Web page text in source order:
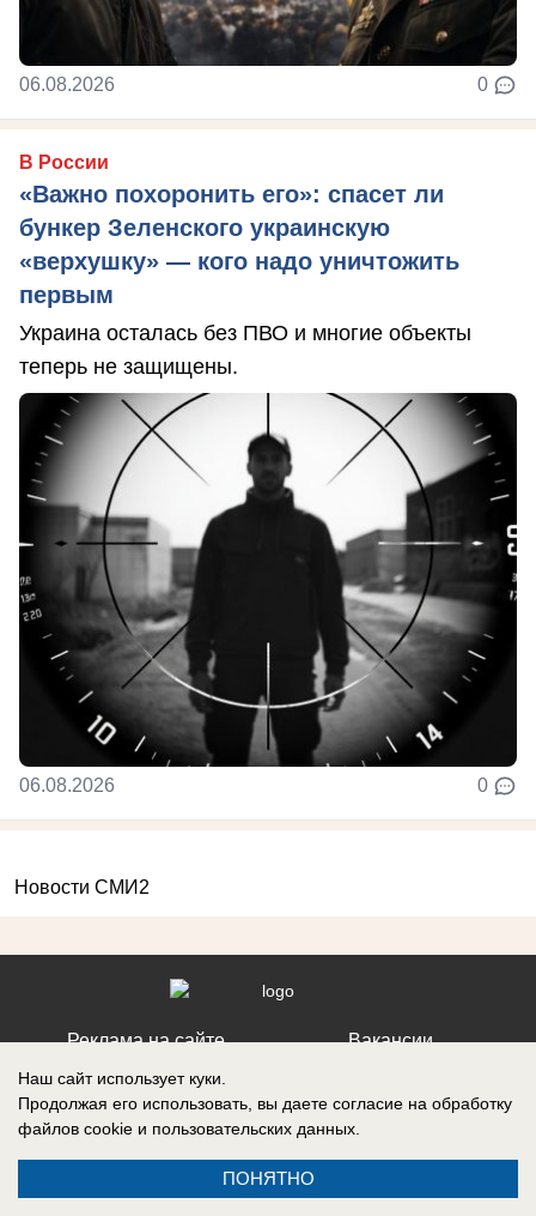
06.08.2026 0
В России
«Важно похоронить его»: спасет ли
бункер Зеленского украинскую
«верхушку» — кого надо уничтожить
первым
Украина осталась без ПВО и многие объекты
теперь не защищены.
06.08.2026 0
Новости СМИ2
Реклама на сайте
Контакты
Вакансии
Регистрационный номер: Эл № ФС 77-76040, выдано Федеральной
Наш сайт использует куки.
Продолжая его использовать, вы даете согласие на обработку
файлов cookie и пользовательских данных.
ПОНЯТНО